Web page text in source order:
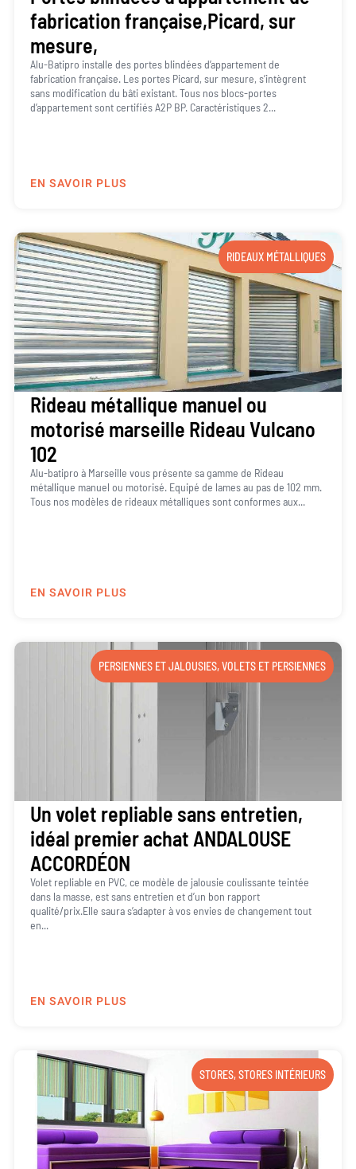
fabrication française,Picard, sur
mesure,
Alu-Batipro installe des portes blindées d’appartement de
fabrication française. Les portes Picard, sur mesure, s’intègrent
sans modification du bâti existant. Tous nos blocs-portes
d’appartement sont certifiés A2P BP. Caractéristiques 2...
EN SAVOIR PLUS
RIDEAUX MÉTALLIQUES
Rideau métallique manuel ou
motorisé marseille Rideau Vulcano
102
Alu-batipro à Marseille vous présente sa gamme de Rideau
métallique manuel ou motorisé. Equipé de lames au pas de 102 mm.
Tous nos modèles de rideaux métalliques sont conformes aux...
EN SAVOIR PLUS
PERSIENNES ET JALOUSIES,VOLETS ET PERSIENNES
Un volet repliable sans entretien,
idéal premier achat ANDALOUSE
ACCORDÉON
Volet repliable en PVC, ce modèle de jalousie coulissante teintée
dans la masse, est sans entretien et d’un bon rapport
qualité/prix.Elle saura s’adapter à vos envies de changement tout
en...
EN SAVOIR PLUS
STORES,STORES INTÉRIEURS